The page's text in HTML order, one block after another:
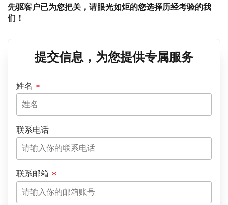
先驱客户已为您把关，请眼光如炬的您选择历经考验的我
们！
提交信息，为您提供专属服务
姓名
联系电话
联系邮箱